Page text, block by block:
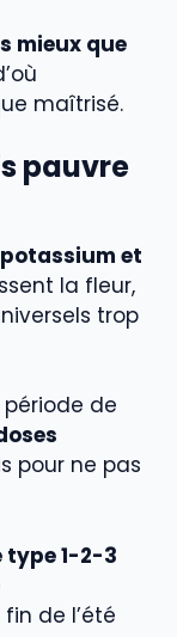
mieux que
maîtrisé.
pauvre
et
la fleur,
trop
période de
pour ne pas
type 1-2-3
de l’été